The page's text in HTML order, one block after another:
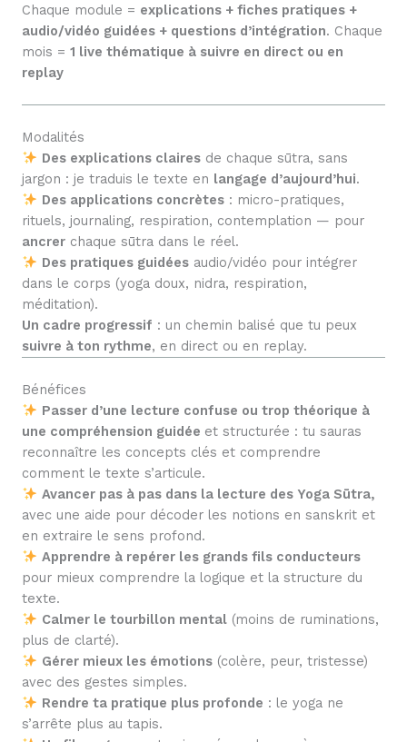
Chaque module = explications + fiches pratiques +
audio/vidéo guidées + questions d’intégration. Chaque
mois = 1 live thématique à suivre en direct ou en
replay
Modalités
Des explications clairesde chaque sūtra, sans
jargon : je traduis le texte en langage d’aujourd’hui.
Des applications concrètes: micro-pratiques,
rituels, journaling, respiration, contemplation — pour
ancrer chaque sūtra dans le réel.
Des pratiques guidéesaudio/vidéo pour intégrer
dans le corps (yoga doux, nidra, respiration,
méditation).
Un cadre progressif : un chemin balisé que tu peux
suivre à ton rythme, en direct ou en replay.
Bénéfices
Passer d’une lecture confuse ou trop théorique à
une compréhension guidée et structurée : tu sauras
reconnaître les concepts clés et comprendre
comment le texte s’articule.
Avancer pas à pas dans la lecture des Yoga Sūtra,
avec une aide pour décoder les notions en sanskrit et
en extraire le sens profond.
Apprendre à repérer les grands fils conducteurs
pour mieux comprendre la logique et la structure du
texte.
Calmer le tourbillon mental(moins de ruminations,
plus de clarté).
Gérer mieux les émotions(colère, peur, tristesse)
avec des gestes simples.
Rendre ta pratique plus profonde : le yoga ne
s’arrête plus au tapis.